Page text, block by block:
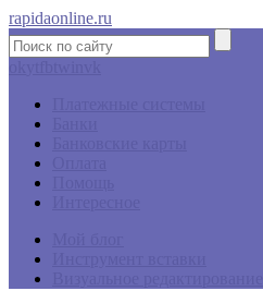
rapidaonline.ru